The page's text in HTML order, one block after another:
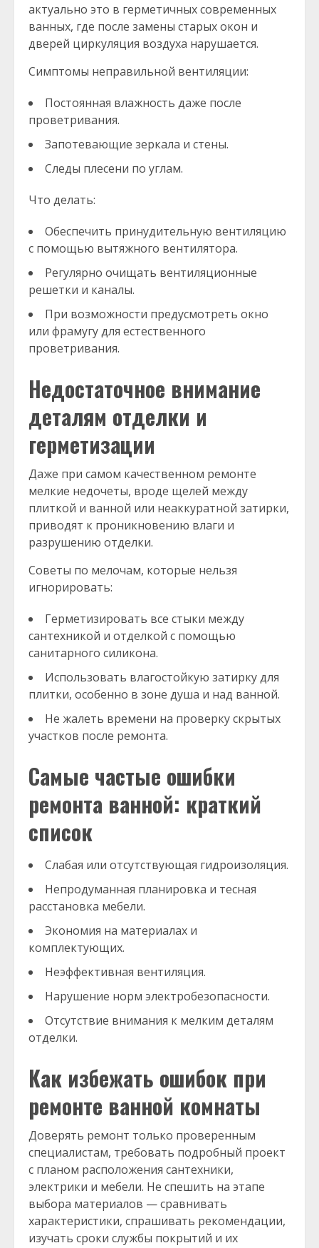
актуально это в герметичных современных
ванных, где после замены старых окон и
дверей циркуляция воздуха нарушается.
Симптомы неправильной вентиляции:
Постоянная влажность даже после
проветривания.
Запотевающие зеркала и стены.
Следы плесени по углам.
Что делать:
Обеспечить принудительную вентиляцию
с помощью вытяжного вентилятора.
Регулярно очищать вентиляционные
решетки и каналы.
При возможности предусмотреть окно
или фрамугу для естественного
проветривания.
Недостаточное внимание
деталям отделки и
герметизации
Даже при самом качественном ремонте
мелкие недочеты, вроде щелей между
плиткой и ванной или неаккуратной затирки,
приводят к проникновению влаги и
разрушению отделки.
Советы по мелочам, которые нельзя
игнорировать:
Герметизировать все стыки между
сантехникой и отделкой с помощью
санитарного силикона.
Использовать влагостойкую затирку для
плитки, особенно в зоне душа и над ванной.
Не жалеть времени на проверку скрытых
участков после ремонта.
Самые частые ошибки
ремонта ванной: краткий
список
Слабая или отсутствующая гидроизоляция.
Непродуманная планировка и тесная
расстановка мебели.
Экономия на материалах и
комплектующих.
Неэффективная вентиляция.
Нарушение норм электробезопасности.
Отсутствие внимания к мелким деталям
отделки.
Как избежать ошибок при
ремонте ванной комнаты
Доверять ремонт только проверенным
специалистам, требовать подробный проект
с планом расположения сантехники,
электрики и мебели. Не спешить на этапе
выбора материалов — сравнивать
характеристики, спрашивать рекомендации,
изучать сроки службы покрытий и их